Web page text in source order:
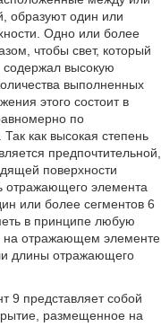
образуют один или
Одно или более
чтобы свет, который
содержал высокую
выполненных
этого состоит в
по
как высокая степень
предпочтительной,
поверхности
элемента
или более сегментов 6
в принципе любую
отражающем элементе
длины отражающего
9 представляет собой
размещенное на